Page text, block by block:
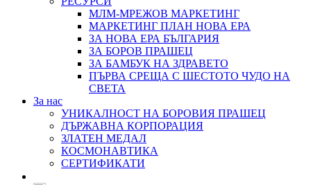
МЛМ-МРЕЖОВ МАРКЕТИНГ
МАРКЕТИНГ ПЛАН НОВА ЕРА
ЗА НОВА ЕРА БЪЛГАРИЯ
ЗА БОРОВ ПРАШЕЦ
ЗА БАМБУК НА ЗДРАВЕТО
ПЪРВА СРЕЩА С ШЕСТОТО ЧУДО НА
СВЕТА
За нас
УНИКАЛНОСТ НА БОРОВИЯ ПРАШЕЦ
ДЪРЖАВНА КОРПОРАЦИЯ
ЗЛАТЕН МЕДАЛ
КОСМОНАВТИКА
СЕРТИФИКАТИ